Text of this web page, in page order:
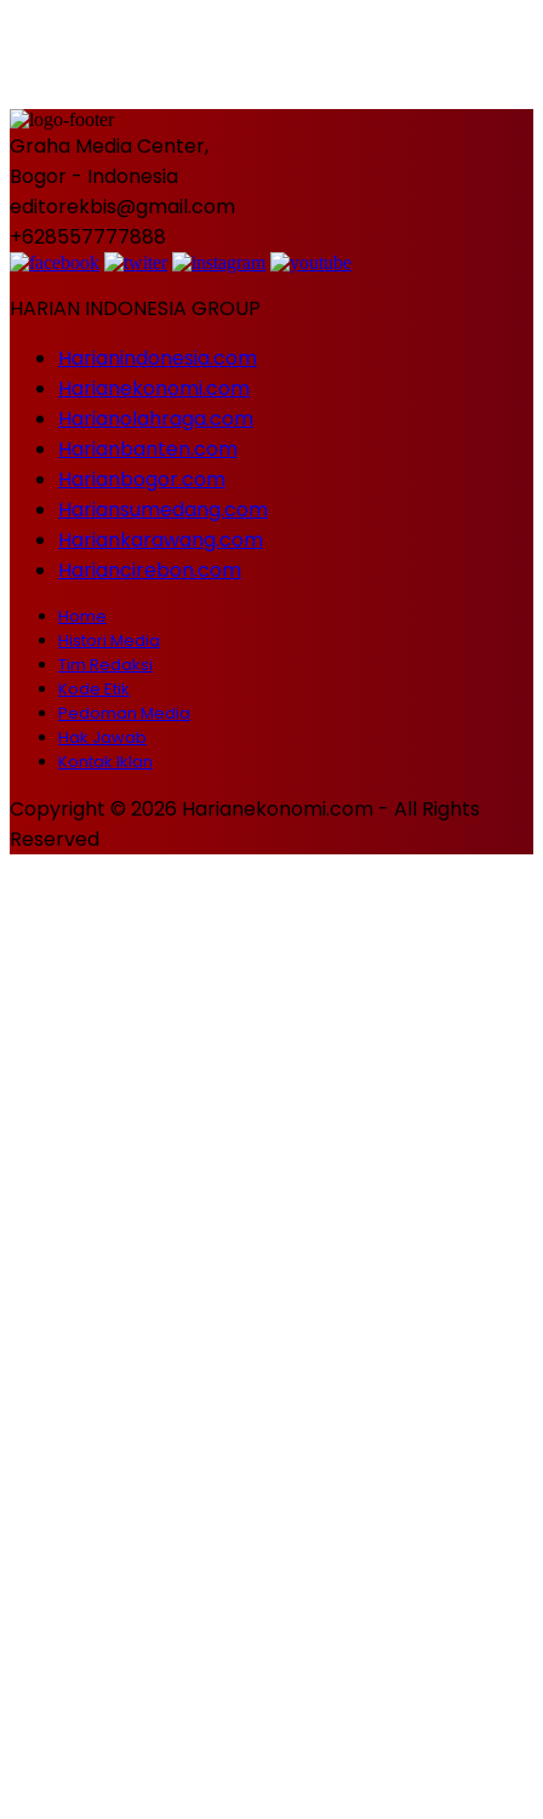
Graha Media Center,
Bogor - Indonesia
editorekbis@gmail.com
+628557777888
HARIAN INDONESIA GROUP
Harianindonesia.com
Harianekonomi.com
Harianolahraga.com
Harianbanten.com
Harianbogor.com
Hariansumedang.com
Hariankarawang.com
Hariancirebon.com
Home
Histori Media
Tim Redaksi
Kode Etik
Pedoman Media
Hak Jawab
Kontak Iklan
Copyright © 2026 Harianekonomi.com - All Rights
Reserved